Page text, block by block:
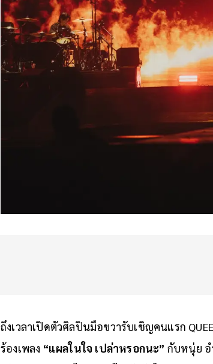
ถึงเวลาเปิดตัวศิลปินมือขวารับเชิญคนแรก
ร้องเพลง “แผลในใจ เปล่าหรอกนะ” กับหนุ่ย อ